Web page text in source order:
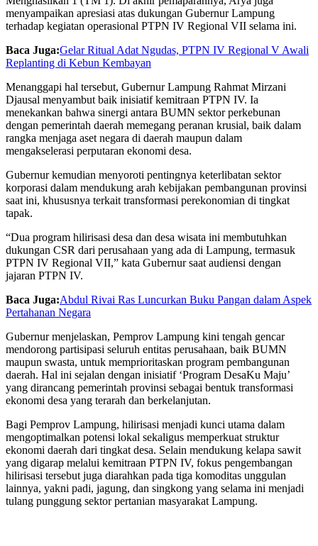
menyampaikan apresiasi atas dukungan Gubernur Lampung
terhadap kegiatan operasional PTPN IV Regional VII selama ini.
Baca Juga:Gelar Ritual Adat Ngudas, PTPN IV Regional V Awali
Replanting di Kebun Kembayan
Menanggapi hal tersebut, Gubernur Lampung Rahmat Mirzani
Djausal menyambut baik inisiatif kemitraan PTPN IV. Ia
menekankan bahwa sinergi antara BUMN sektor perkebunan
dengan pemerintah daerah memegang peranan krusial, baik dalam
rangka menjaga aset negara di daerah maupun dalam
mengakselerasi perputaran ekonomi desa.
Gubernur kemudian menyoroti pentingnya keterlibatan sektor
korporasi dalam mendukung arah kebijakan pembangunan provinsi
saat ini, khususnya terkait transformasi perekonomian di tingkat
tapak.
“Dua program hilirisasi desa dan desa wisata ini membutuhkan
dukungan CSR dari perusahaan yang ada di Lampung, termasuk
PTPN IV Regional VII,” kata Gubernur saat audiensi dengan
jajaran PTPN IV.
Baca Juga:Abdul Rivai Ras Luncurkan Buku Pangan dalam Aspek
Pertahanan Negara
Gubernur menjelaskan, Pemprov Lampung kini tengah gencar
mendorong partisipasi seluruh entitas perusahaan, baik BUMN
maupun swasta, untuk memprioritaskan program pembangunan
daerah. Hal ini sejalan dengan inisiatif ‘Program DesaKu Maju’
yang dirancang pemerintah provinsi sebagai bentuk transformasi
ekonomi desa yang terarah dan berkelanjutan.
Bagi Pemprov Lampung, hilirisasi menjadi kunci utama dalam
mengoptimalkan potensi lokal sekaligus memperkuat struktur
ekonomi daerah dari tingkat desa. Selain mendukung kelapa sawit
yang digarap melalui kemitraan PTPN IV, fokus pengembangan
hilirisasi tersebut juga diarahkan pada tiga komoditas unggulan
lainnya, yakni padi, jagung, dan singkong yang selama ini menjadi
tulang punggung sektor pertanian masyarakat Lampung.